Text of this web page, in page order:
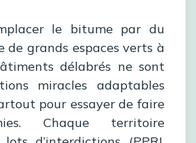
le bitume par du
de grands espaces verts à
délabrés ne sont
miracles adaptables
pour essayer de faire
Chaque territoire